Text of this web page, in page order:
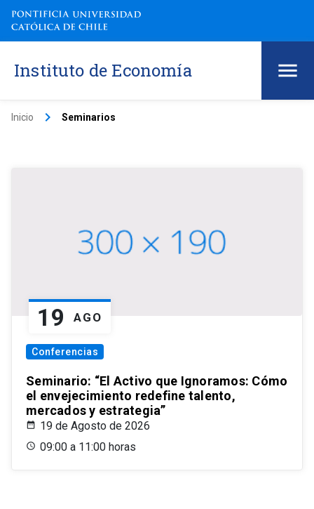
Instituto de Economía
Inicio keyboard_arrow_right Seminarios
19 AGO
Conferencias
Seminario: “El Activo que Ignoramos: Cómo
el envejecimiento redefine talento,
mercados y estrategia”
19 de Agosto de 2026
09:00 a 11:00 horas